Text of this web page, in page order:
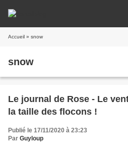
Accueil » snow
snow
Le journal de Rose - Le vent dans les jupons et
la taille des flocons !
Publié le 17/11/2020 à 23:23
Par Guyloup